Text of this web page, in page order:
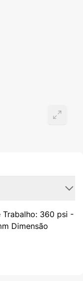
Trabalho: 360 psi -
Dimensão